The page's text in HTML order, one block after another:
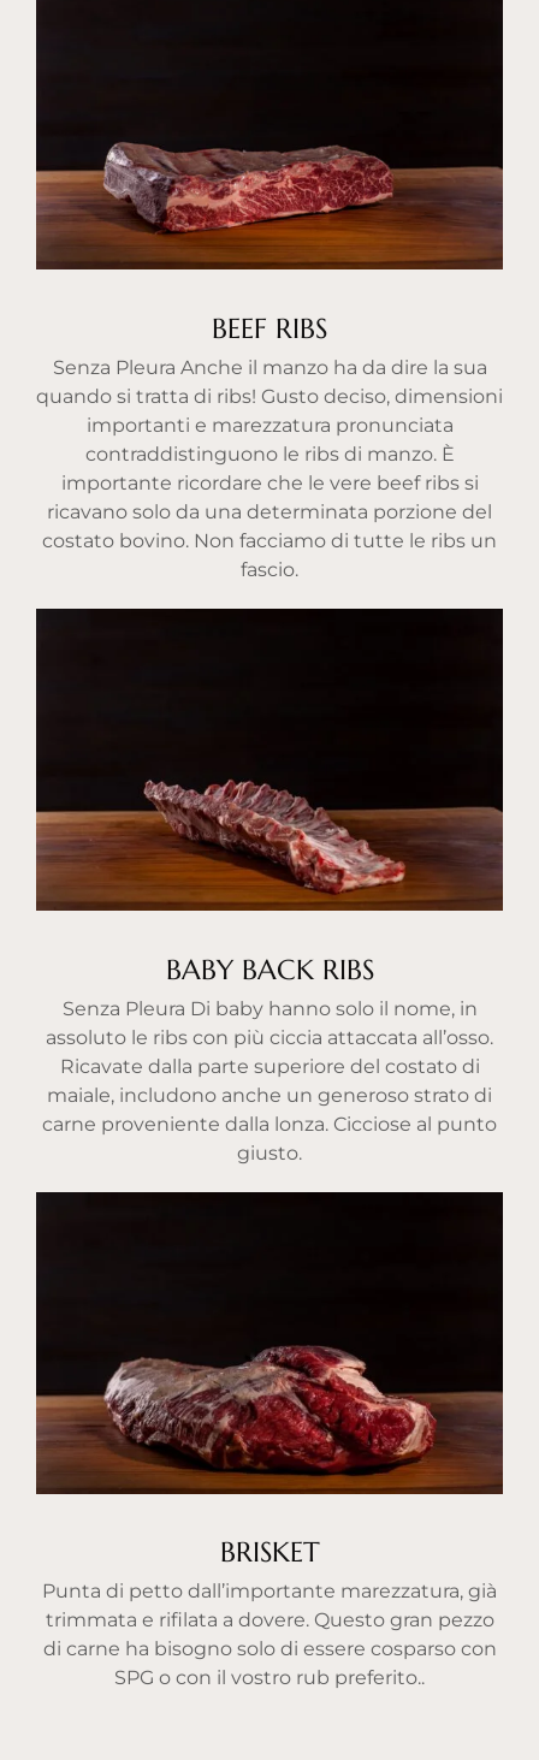
BEEF RIBS
Senza Pleura Anche il manzo ha da dire la sua
quando si tratta di ribs! Gusto deciso, dimensioni
importanti e marezzatura pronunciata
contraddistinguono le ribs di manzo. È
importante ricordare che le vere beef ribs si
ricavano solo da una determinata porzione del
costato bovino. Non facciamo di tutte le ribs un
fascio.
BABY BACK RIBS
Senza Pleura Di baby hanno solo il nome, in
assoluto le ribs con più ciccia attaccata all’osso.
Ricavate dalla parte superiore del costato di
maiale, includono anche un generoso strato di
carne proveniente dalla lonza. Cicciose al punto
giusto.
BRISKET
Punta di petto dall’importante marezzatura, già
trimmata e rifilata a dovere. Questo gran pezzo
di carne ha bisogno solo di essere cosparso con
SPG o con il vostro rub preferito..